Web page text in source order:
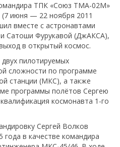
ТПК «Союз ТМА-02М»
июня — 22 ноября 2011
вместе с астронавтами
Сатоши Фурукавой (ДжАКСА),
в открытый космос.
пилотируемых
сложности по программе
станции (МКС), а также
программы полётов Сергею
космонавта 1-го
Сергей Волков
года в качестве командира